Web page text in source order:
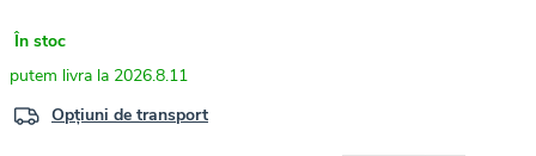
În stoc
2026.8.11
Opțiuni de transport